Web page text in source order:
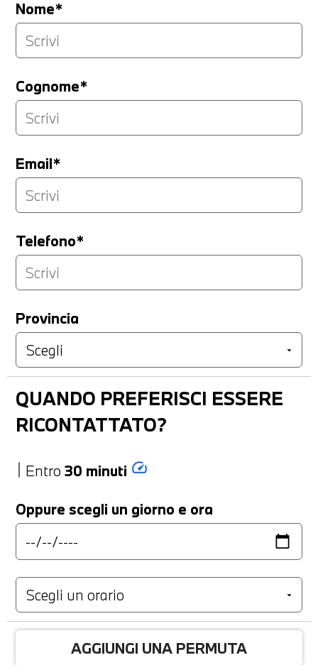
Nome*
Cognome*
Email*
Telefono*
Provincia
QUANDO PREFERISCI ESSERE
RICONTATTATO?
Entro 30 minuti speed
Oppure scegli un giorno e ora
AGGIUNGI UNA PERMUTA